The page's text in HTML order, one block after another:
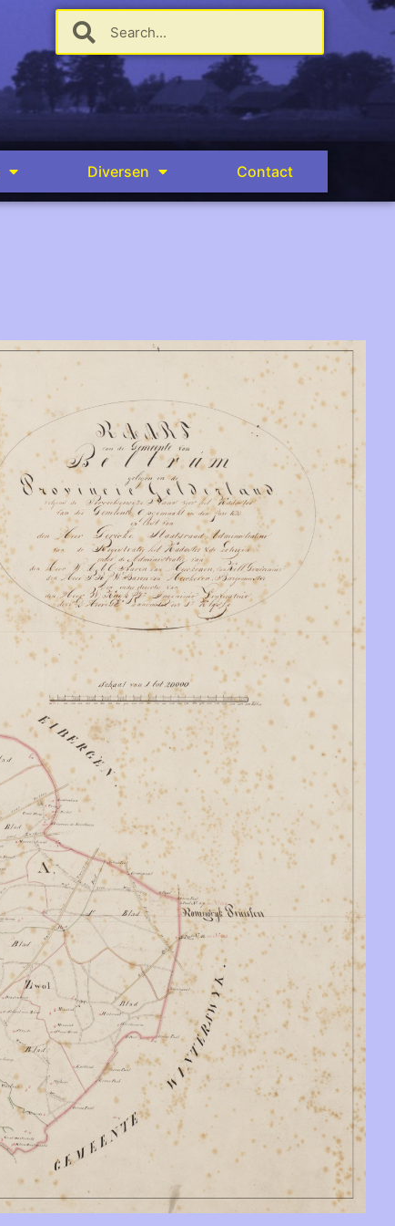
Diversen Contact